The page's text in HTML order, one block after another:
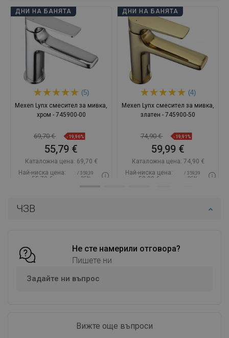
ЧЗВ
Не сте намерили отговора?
Пишете ни
Задайте ни въпрос
Вижте още въпроси
ДНИ НА БАНЯТА
(5)
Mexen Lynx смесител за мивка,
хром - 745900-00
69,70 € -19,96%
55,79 €
Каталожна цена: 69,70 €
Най-ниска цена:
55,79 €
/ 359,39
BGN
Добави в количката
ДНИ НА БАНЯТА
(4)
Mexen Lynx смесител за мивка,
златен - 745900-50
74,90 € -19,91%
59,99 €
Каталожна цена: 74,90 €
Най-ниска цена:
59,99 €
/ 359,39
BGN
Добави в количката